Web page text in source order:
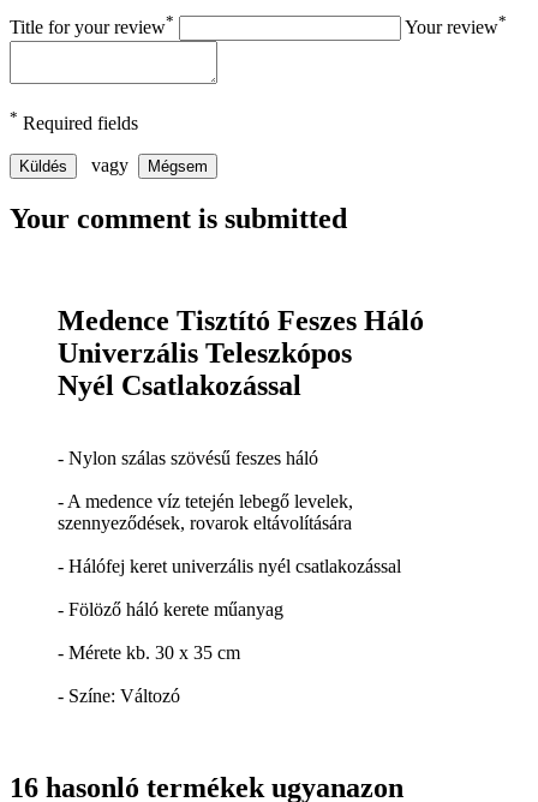
Title for your review* Your review*
* Required fields
Küldés vagy Mégsem
Your comment is submitted
Medence Tisztító Feszes Háló
Univerzális Teleszkópos
Nyél Csatlakozással
- Nylon szálas szövésű feszes háló
- A medence víz tetején lebegő levelek,
szennyeződések, rovarok eltávolítására
- Hálófej keret univerzális nyél csatlakozással
- Fölöző háló kerete műanyag
- Mérete kb. 30 x 35 cm
- Színe: Változó
16 hasonló termékek ugyanazon